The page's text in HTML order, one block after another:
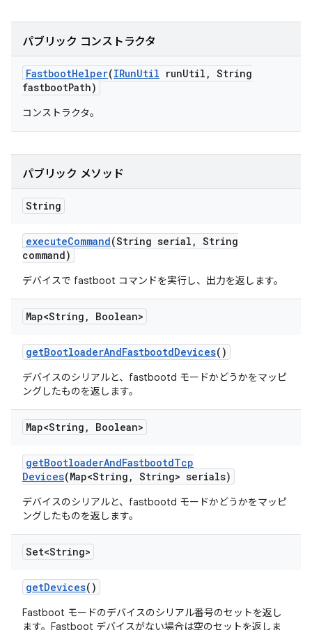
パブリック コンストラクタ
FastbootHelper(IRunUtil runUtil , String
fastbootPath)
コンストラクタ。
パブリック メソッド
String
executeCommand(String serial , String
command)
デバイスで fastboot コマンドを実行し、出力を返します。
Map<String , Boolean>
getBootloaderAndFastbootdDevices()
デバイスのシリアルと、fastbootd モードかどうかをマッピ
ングしたものを返します。
Map<String , Boolean>
getBootloaderAndFastbootdTcp
Devices(Map<String , String> serials)
デバイスのシリアルと、fastbootd モードかどうかをマッピ
ングしたものを返します。
Set<String>
getDevices()
Fastboot モードのデバイスのシリアル番号のセットを返し
ます。Fastboot デバイスがない場合は空のセットを返しま